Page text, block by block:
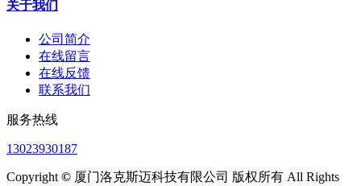
关于我们
公司简介
在线留言
在线反馈
联系我们
服务热线
13023930187
Copyright © 厦门洛克斯迈科技有限公司 版权所有 All Rights